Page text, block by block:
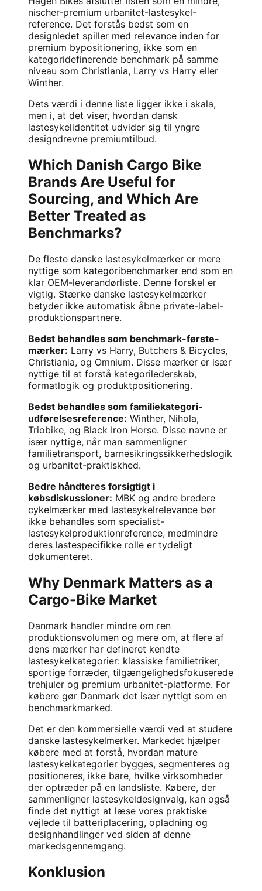
nischer-premium urbanitet-lastesykel-
reference. Det forstås bedst som en
designledet spiller med relevance inden for
premium bypositionering, ikke som en
kategoridefinerende benchmark på samme
niveau som Christiania, Larry vs Harry eller
Winther.
Dets værdi i denne liste ligger ikke i skala,
men i, at det viser, hvordan dansk
lastesykelidentitet udvider sig til yngre
designdrevne premiumtilbud.
Which Danish Cargo Bike
Brands Are Useful for
Sourcing, and Which Are
Better Treated as
Benchmarks?
De fleste danske lastesykelmærker er mere
nyttige som kategoribenchmarker end som en
klar OEM-leverandørliste. Denne forskel er
vigtig. Stærke danske lastesykelmærker
betyder ikke automatisk åbne private-label-
produktionspartnere.
Bedst behandles som benchmark-første-
mærker: Larry vs Harry, Butchers & Bicycles,
Christiania, og Omnium. Disse mærker er især
nyttige til at forstå kategorilederskab,
formatlogik og produktpositionering.
Bedst behandles som familiekategori-
udførelsesreference: Winther, Nihola,
Triobike, og Black Iron Horse. Disse navne er
især nyttige, når man sammenligner
familietransport, barnesikringssikkerhedslogik
og urbanitet-praktiskhed.
Bedre håndteres forsigtigt i
købsdiskussioner: MBK og andre bredere
cykelmærker med lastesykelrelevance bør
ikke behandles som specialist-
lastesykelproduktionreference, medmindre
deres lastespecifikke rolle er tydeligt
dokumenteret.
Why Denmark Matters as a
Cargo-Bike Market
Danmark handler mindre om ren
produktionsvolumen og mere om, at flere af
dens mærker har defineret kendte
lastesykelkategorier: klassiske familietriker,
sportige forræder, tilgængelighedsfokuserede
trehjuler og premium urbanitet-platforme. For
købere gør Danmark det især nyttigt som en
benchmarkmarked.
Det er den kommersielle værdi ved at studere
danske lastesykelmerker. Markedet hjælper
købere med at forstå, hvordan mature
lastesykelkategorier bygges, segmenteres og
positioneres, ikke bare, hvilke virksomheder
der optræder på en landsliste. Købere, der
sammenligner lastesykeldesignvalg, kan også
finde det nyttigt at læse vores praktiske
vejlede til batteriplacering, opladning og
designhandlinger ved siden af denne
markedsgennemgang.
Konklusion